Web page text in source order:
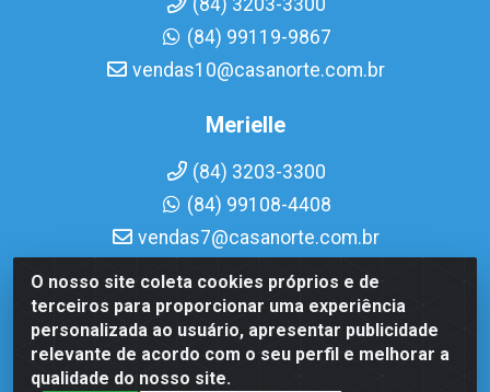
O nosso site coleta cookies próprios e de
terceiros para proporcionar uma experiência
personalizada ao usuário, apresentar publicidade
relevante de acordo com o seu perfil e melhorar a
qualidade do nosso site.
(84) 3203-3300
(84) 99119-9867
vendas10@casanorte.com.br
Merielle
(84) 3203-3300
(84) 99108-4408
vendas7@casanorte.com.br
Casa Norte LTDA - Av. Interventor Mário Câmara, 1815 -
Dix-Sept Rosado, Natal/RN - CEP 59054-600 - CNPJ
08.713.513/0001-51